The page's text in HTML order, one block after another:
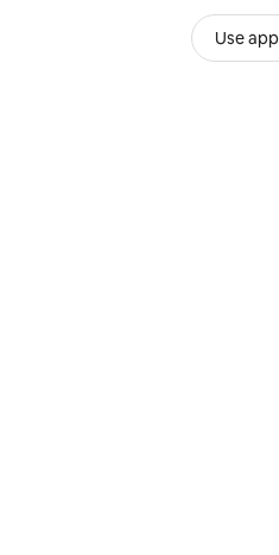
Use app
ishara.